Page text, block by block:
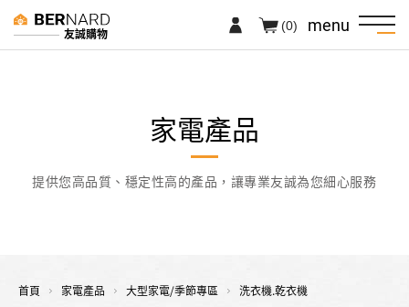
友誠購物 menu
(0)
家電產品
提供您高品質、穩定性高的產品，讓專業友誠為您細心服務
首頁 家電產品 大型家電/季節專區 洗衣機.乾衣機